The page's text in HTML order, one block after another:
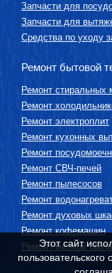
Запчасти для
Запчасти для
Средства по уходу
Ремонт бытовой
Ремонт стиральных
Ремонт
Ремонт электроплит
Ремонт кухонных
Ремонт
Ремонт СВЧ-печей
Ремонт пылесосов
Ремонт
Ремонт духовых
Ремонт кофемашин
Ремонт мелкой
Этот сайт